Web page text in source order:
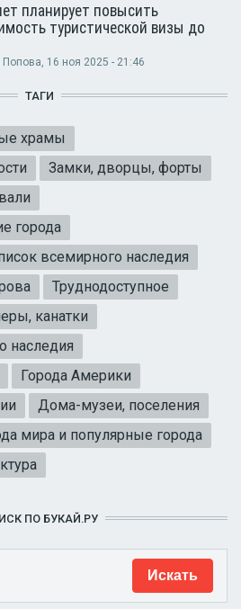
планирует повысить
туристической визы до
Попова, 16 ноя 2025 - 21:46
ТАГИ
храмы
Замки, дворцы, форты
города
всемирного наследия
Труднодоступное
канатки
наследия
Города Америки
Дома-музеи, поселения
мира и популярные города
ПО БУКАЙ.РУ